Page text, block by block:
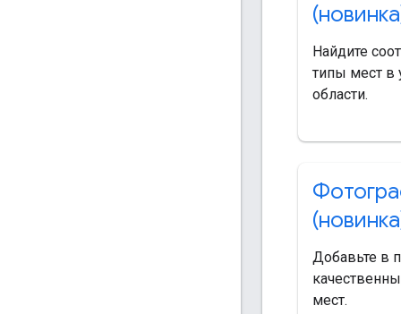
Найдите
типы мест в
области.
Добавьте в
мест.